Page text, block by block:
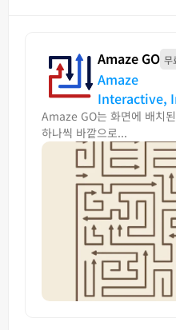
Amaze GO 무
Amaze
Interactive,
Amaze GO는 화면에 배치
하나씩 바깥으로...